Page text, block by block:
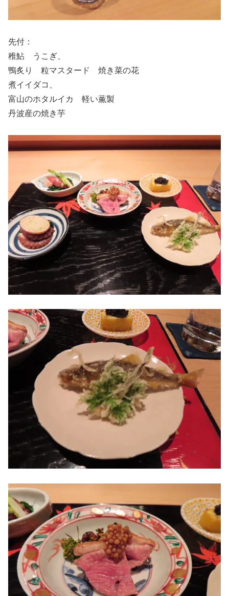
先付：
稚鮎 うこぎ、
鴨炙り 粒マスタード 焼き菜の花
煮イイダコ、
富山のホタルイカ 軽い薫製
丹波産の焼き芋